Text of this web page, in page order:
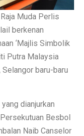
Muda Perlis
berkenan
‘Majlis Simbolik
Putra Malaysia
baru-baru
dianjurkan
Besbol
Naib Canselor